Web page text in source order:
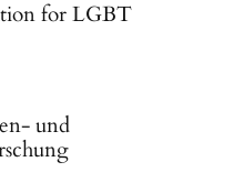
for LGBT
und